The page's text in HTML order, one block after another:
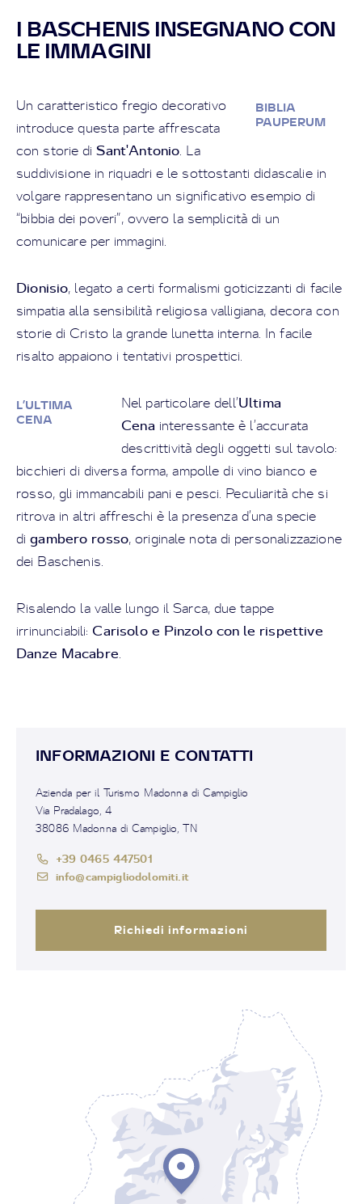
I BASCHENIS INSEGNANO CON
LE IMMAGINI
BIBLIA
PAUPERUM
Un caratteristico fregio decorativo
introduce questa parte affrescata
con storie diSant'Antonio. La
suddivisione in riquadri e le sottostanti didascalie in
volgare rappresentano un significativo esempio di
“bibbia dei poveri”, ovvero la semplicità di un
comunicare per immagini.
Dionisio, legato a certi formalismi goticizzanti di facile
simpatia alla sensibilità religiosa valligiana, decora con
storie di Cristo la grande lunetta interna. In facile
risalto appaiono i tentativi prospettici.
L’ULTIMA
CENA
Nel particolare dell’Ultima
Cena interessante è l’accurata
descrittività degli oggetti sul tavolo:
bicchieri di diversa forma, ampolle di vino bianco e
rosso, gli immancabili pani e pesci. Peculiarità che si
ritrova in altri affreschi è la presenza d’una specie
digambero rosso, originale nota di personalizzazione
dei Baschenis.
Risalendo la valle lungo il Sarca, due tappe
irrinunciabili: Carisolo e Pinzolo con le rispettive
Danze Macabre.
INFORMAZIONI E CONTATTI
Azienda per il Turismo Madonna di Campiglio
Via Pradalago, 4
38086 Madonna di Campiglio, TN
+39 0465 447501
info@campigliodolomiti.it
Richiedi informazioni